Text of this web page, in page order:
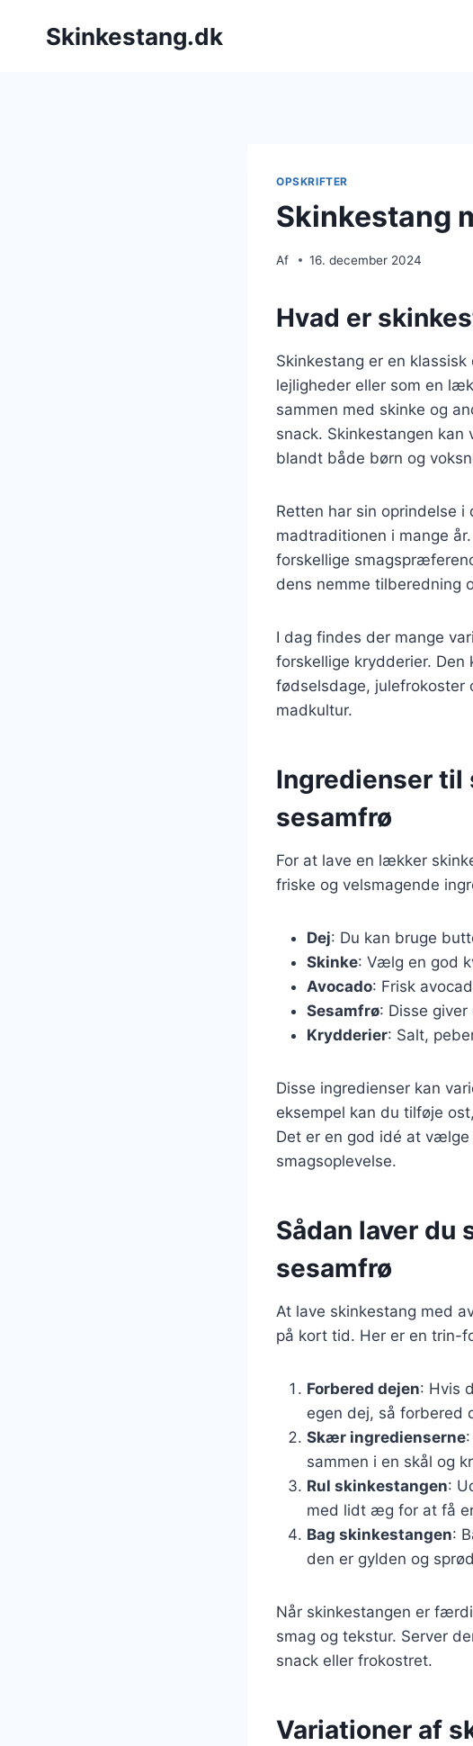
Skinkestang.dk
OPSKRIFTER
Skinkestang
Af 16. december 2024
Hvad er
Skinkestang er en
lejligheder eller som en
sammen med skinke og
snack. Skinkestangen
blandt både børn og
Retten har sin oprindelse
madtraditionen i mange
forskellige
dens nemme tilberedning
I dag findes der mange
forskellige krydderier. Den
fødselsdage, julefrokoster
madkultur.
Ingredienser til
sesamfrø
For at lave en lækker
friske og velsmagende
Dej: Du kan bruge
Skinke: Vælg en god
Avocado: Frisk
Sesamfrø: Disse
Krydderier: Salt,
Disse ingredienser kan
eksempel kan du tilføje
Det er en god idé at
smagsoplevelse.
Sådan laver du
sesamfrø
At lave skinkestang med
på kort tid. Her er en trin-
Forbered dejen: Hvis
egen dej, så forbered
Skær ingredienserne
sammen i en skål og
Rul skinkestangen:
med lidt æg for at få
Bag skinkestangen:
den er gylden og
Når skinkestangen er
smag og tekstur. Server
snack eller frokostret.
Variationer af